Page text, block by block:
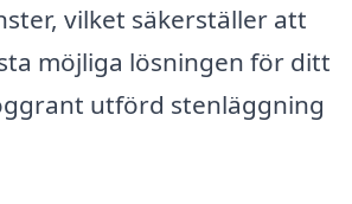
vilket säkerställer att
möjliga lösningen för ditt
utförd stenläggning